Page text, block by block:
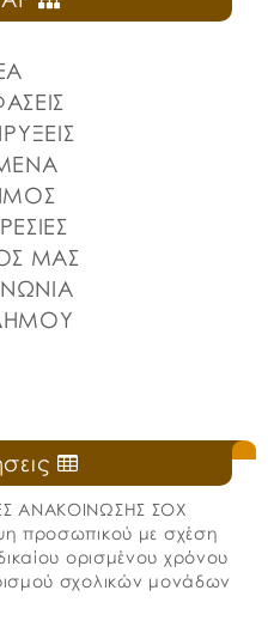
ΜΑΣ
ΑΝΑΚΟΙΝΩΣΗΣ ΣΟΧ
προσωπικού με σχέση
ορισμένου χρόνου
σχολικών μονάδων